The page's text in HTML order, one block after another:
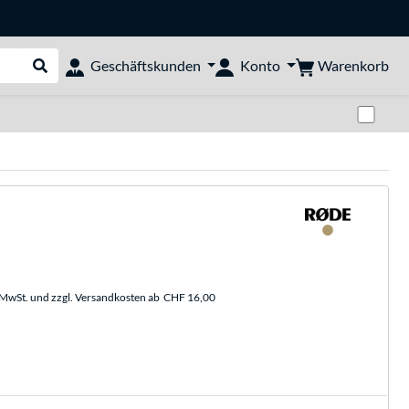
Suche durchführen
Geschäftskunden Konto Warenkorb
und zzgl. Versandkosten ab CHF 16,00